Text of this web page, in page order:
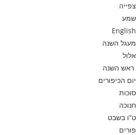
צפייה
שמע
English
מעגל השנה
אלול
ראש השנה
יום הכיפורים
סוכות
חנוכה
ט”ו בשבט
פורים